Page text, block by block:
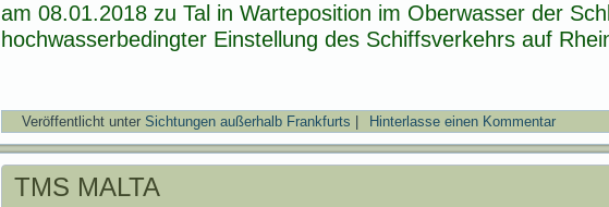
am 08.01.2018 zu Tal in Warteposition im Oberwasser der
hochwasserbedingter Einstellung des Schiffsverkehrs auf
Veröffentlicht unter Sichtungen außerhalb Frankfurts Hinterlasse einen Kommentar
TMS MALTA